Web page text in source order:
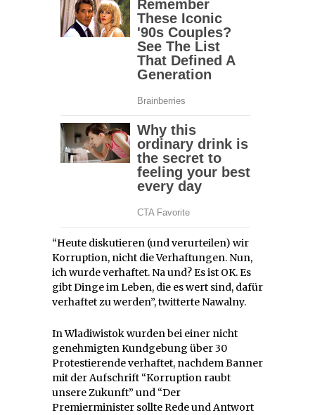
“Heute diskutieren (und verurteilen) wir
Korruption, nicht die Verhaftungen. Nun,
ich wurde verhaftet. Na und? Es ist OK. Es
gibt Dinge im Leben, die es wert sind, dafür
verhaftet zu werden”, twitterte Nawalny.
In Wladiwistok wurden bei einer nicht
genehmigten Kundgebung über 30
Protestierende verhaftet, nachdem Banner
mit der Aufschrift “Korruption raubt
unsere Zukunft” und “Der
Premierminister sollte Rede und Antwort